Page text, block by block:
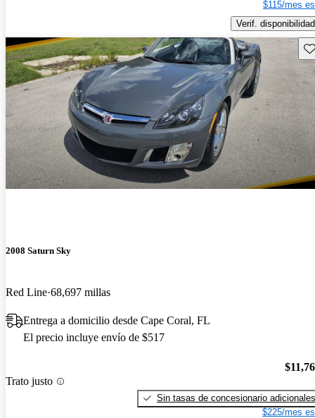
$115/mes
Verif. disponibilidad
2008 Saturn Sky
Red Line 68,697 millas
Entrega a domicilio desde Cape Coral, FL
El precio incluye envío de $517
Trato justo
Sin tasas de concesionario adicionales
$225/mes